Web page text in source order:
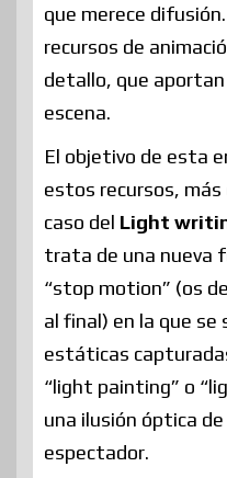
que merece
recursos de
detallo, que aportan
escena.
El objetivo de esta
estos recursos, más
caso del Light
trata de una nueva
“stop motion” (os
al final) en la que se
estáticas
“light painting” o
una ilusión óptica
espectador.